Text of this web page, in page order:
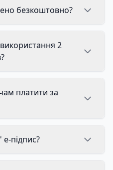
безкоштовно?
2
платити за
підпис?